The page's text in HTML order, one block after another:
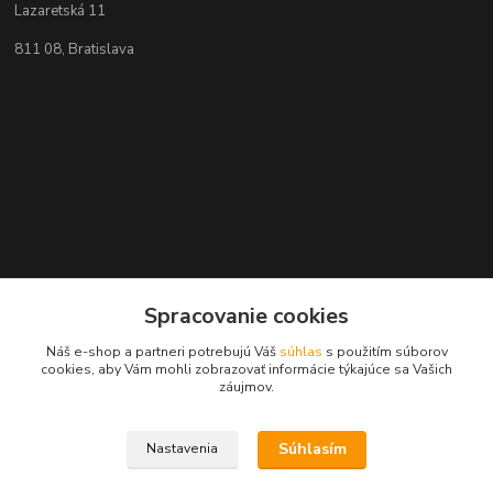
Lazaretská 11
811 08, Bratislava
+421 2 529 67 411
Spracovanie cookies
Náš e-shop a partneri potrebujú Váš súhlas s použitím súborov
cookies, aby Vám mohli zobrazovať informácie týkajúce sa Vašich
záujmov.
Nastavenia Súhlasím